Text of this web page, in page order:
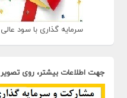
سرمایه گذاری با سود عالی
جهت اطلاعات بیشتر، روی